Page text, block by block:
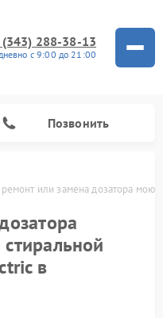
(343) 288-38-13
с 9:00 до 21:00
Позвонить
или замена дозатора
в